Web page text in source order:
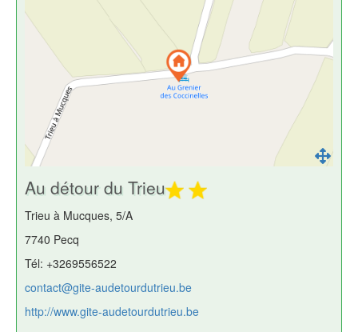
Au détour du Trieu
Trieu à Mucques, 5/A
7740 Pecq
Tél: +3269556522
contact@gite-audetourdutrieu.be
http://www.gite-audetourdutrieu.be